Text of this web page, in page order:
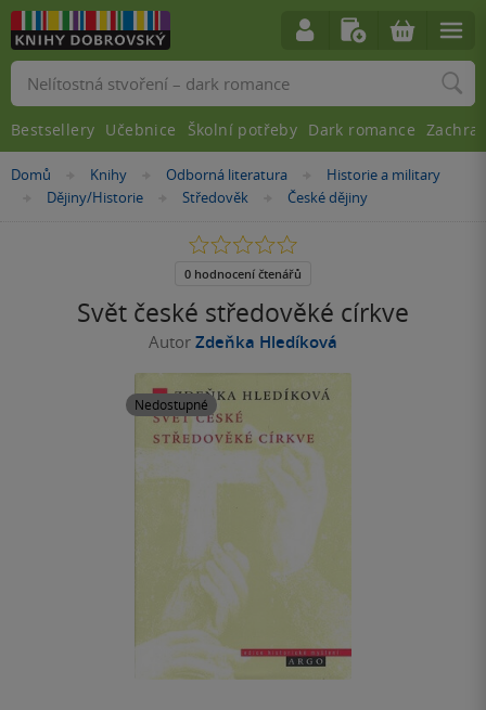
Nacházíte
Domů »Knihy »
Odborná literatura »Historie a military
»
Dějiny/Historie »
Středověk »
České dějiny
Svět české středověké církve
Autor Zdeňka Hledíková
Nedostupné
0.0
5
0 hodnocení čtenářů
Vyhledávání
Bestsellery Učebnice Školní potřeby Dark romance